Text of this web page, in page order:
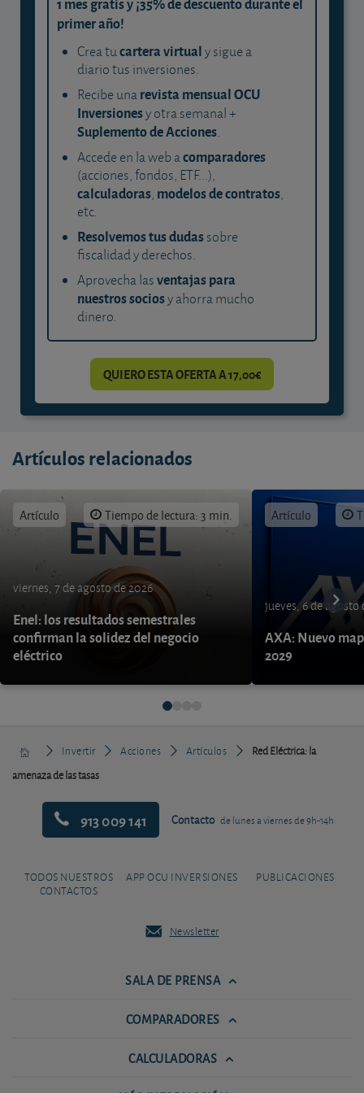
primer año!
Crea tucartera virtualy sigue a
diario tus inversiones.
Recibe unarevista mensual OCU
Inversionesy otra semanal +
Suplemento de Acciones.
Accede en la web acomparadores
(acciones, fondos, ETF...),
calculadoras, modelos de contratos,
etc.
Resolvemos tus dudassobre
fiscalidad y derechos.
Aprovecha lasventajas para
nuestros sociosy ahorra mucho
dinero.
QUIERO ESTA OFERTA A 17,00€
Artículos relacionados
Artículo Tiempo de lectura: 3 min.
viernes, 7 de agosto de 2026
Enel: los resultados semestrales
confirman la solidez del negocio
eléctrico
Artículo
jueves, 6 de agosto
AXA: Nuevo
2029
Invertir Acciones Artículos
Red Eléctrica: la
amenaza de las tasas
913 009 141 Contacto de lunes a viernes de 9h-14h
TODOS NUESTROS
CONTACTOS
APP OCU INVERSIONES PUBLICACIONES
Newsletter
SALA DE PRENSA
COMPARADORES
CALCULADORAS